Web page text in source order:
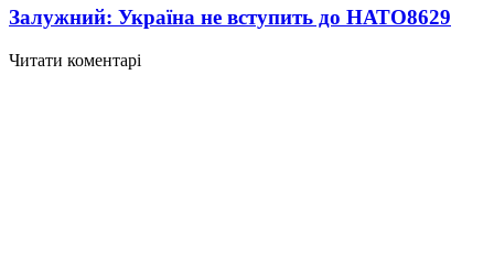
Залужний: Україна не вступить до НАТО8629
Читати коментарі